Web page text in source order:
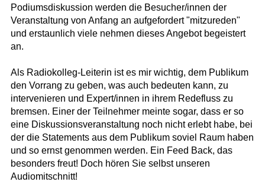
Podiumsdiskussion werden die Besucher/innen der
Veranstaltung von Anfang an aufgefordert "mitzureden"
und erstaunlich viele nehmen dieses Angebot begeistert
an.
Als Radiokolleg-Leiterin ist es mir wichtig, dem Publikum
den Vorrang zu geben, was auch bedeuten kann, zu
intervenieren und Expert/innen in ihrem Redefluss zu
bremsen. Einer der Teilnehmer meinte sogar, dass er so
eine Diskussionsveranstaltung noch nicht erlebt habe, bei
der die Statements aus dem Publikum soviel Raum haben
und so ernst genommen werden. Ein Feed Back, das
besonders freut! Doch hören Sie selbst unseren
Audiomitschnitt!